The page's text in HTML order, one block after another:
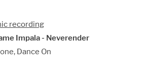
recording
Impala - Neverender
Dance On